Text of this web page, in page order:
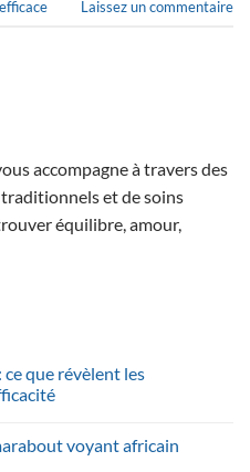
Laissez un commentaire
accompagne à travers des
et de soins
équilibre, amour,
que révèlent les
voyant africain